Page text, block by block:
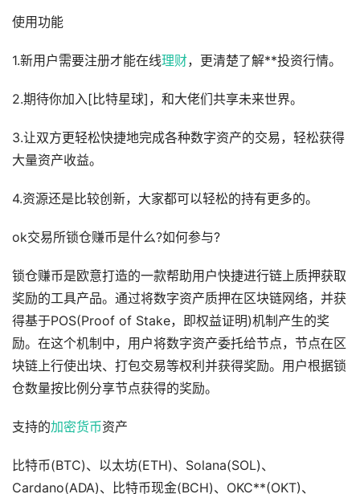
使用功能
1.新用户需要注册才能在线理财，更清楚了解**投资行情。
2.期待你加入[比特星球]，和大佬们共享未来世界。
3.让双方更轻松快捷地完成各种数字资产的交易，轻松获得
大量资产收益。
4.资源还是比较创新，大家都可以轻松的持有更多的。
ok交易所锁仓赚币是什么?如何参与?
锁仓赚币是欧意打造的一款帮助用户快捷进行链上质押获取
奖励的工具产品。通过将数字资产质押在区块链网络，并获
得基于POS(Proof of Stake，即权益证明)机制产生的奖
励。在这个机制中，用户将数字资产委托给节点，节点在区
块链上行使出块、打包交易等权利并获得奖励。用户根据锁
仓数量按比例分享节点获得的奖励。
支持的加密货币资产
比特币(BTC)、以太坊(ETH)、Solana(SOL)、
Cardano(ADA)、比特币现金(BCH)、OKC**(OKT)、